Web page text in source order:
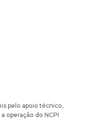
pelo apoio técnico,
operação do NCPI